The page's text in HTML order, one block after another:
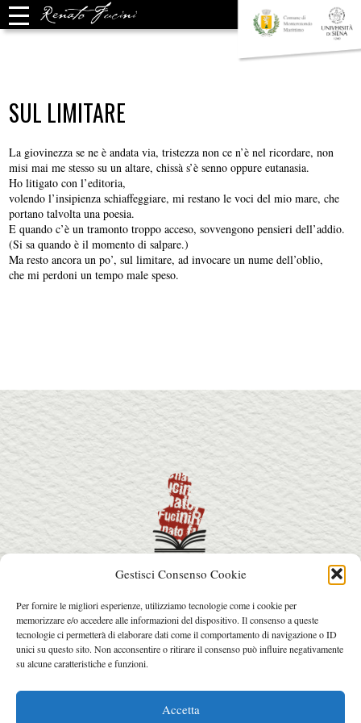
Gestisci Consenso Cookie
Per fornire le migliori esperienze, utilizziamo tecnologie come i cookie per
memorizzare e/o accedere alle informazioni del dispositivo. Il consenso a queste
tecnologie ci permetterà di elaborare dati come il comportamento di navigazione o ID
unici su questo sito. Non acconsentire o ritirare il consenso può influire negativamente
su alcune caratteristiche e funzioni.
Accetta
SUL LIMITARE
La giovinezza se ne è andata via, tristezza non ce n’è nel ricordare, non
misi mai me stesso su un altare, chissà s’è senno oppure eutanasia.
Ho litigato con l’editoria,
volendo l’insipienza schiaffeggiare, mi restano le voci del mio mare, che
portano talvolta una poesia.
E quando c’è un tramonto troppo acceso, sovvengono pensieri dell’addio.
(Si sa quando è il momento di salpare.)
Ma resto ancora un po’, sul limitare, ad invocare un nume dell’oblio,
che mi perdoni un tempo male speso.
info@premiorenatofucini.it
arcainfo@arcafactory.it
Tel. 0564 077031 - 328 7631017